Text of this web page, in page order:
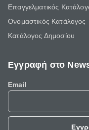
Επαγγελματικός
Ονομαστικός Κατάλογος
Κατάλογος Δημοσίου
Εγγραφή στο
Email